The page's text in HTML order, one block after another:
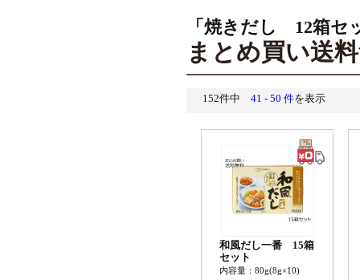
「焼きだし 12箱セ
まとめ買い送
152件中 41 - 50 件を表示
和風だし一番 15箱
セット
内容量：80g(8g×10)